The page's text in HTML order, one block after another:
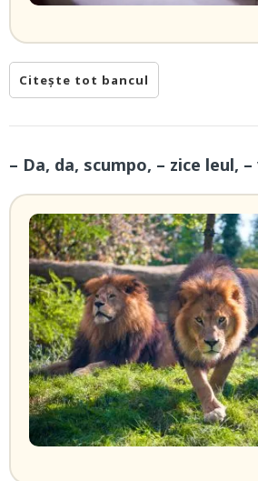
Citește tot bancul
– Da, da, scumpo, – zice leul,